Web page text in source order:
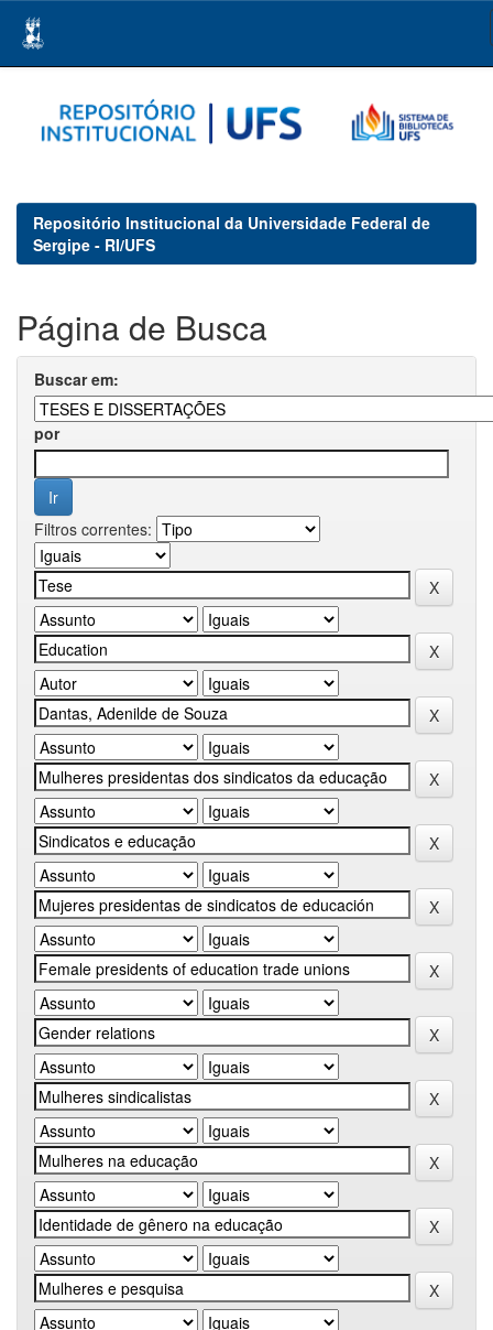
navigation
Repositório Institucional da Universidade Federal de
Sergipe - RI/UFS
Página de Busca
Buscar em:
por
Filtros correntes: